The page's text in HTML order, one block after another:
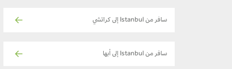
سافر من Istanbul إلى كراتشي
سافر من Istanbul إلى أبها